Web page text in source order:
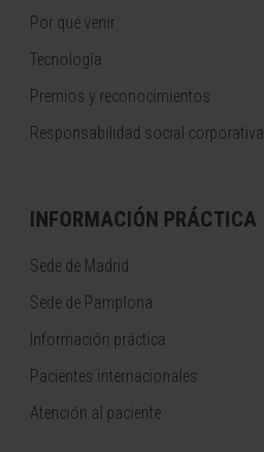
Por qué venir
Tecnología
Premios y reconocimientos
Responsabilidad social corporativa
INFORMACIÓN PRÁCTICA
Sede de Madrid
Sede de Pamplona
Información práctica
Pacientes internacionales
Atención al paciente